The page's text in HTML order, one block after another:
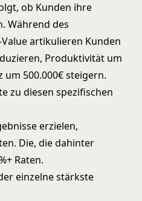
ob Kunden ihre
Während des
artikulieren Kunden
Produktivität um
um 500.000€ steigern.
zu diesen spezifischen
erzielen,
Die, die dahinter
Raten.
einzelne stärkste